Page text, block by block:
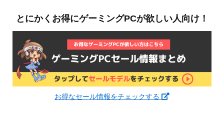
とにかくお得にゲーミングPCが欲しい人向け！
お得なセール情報をチェックする